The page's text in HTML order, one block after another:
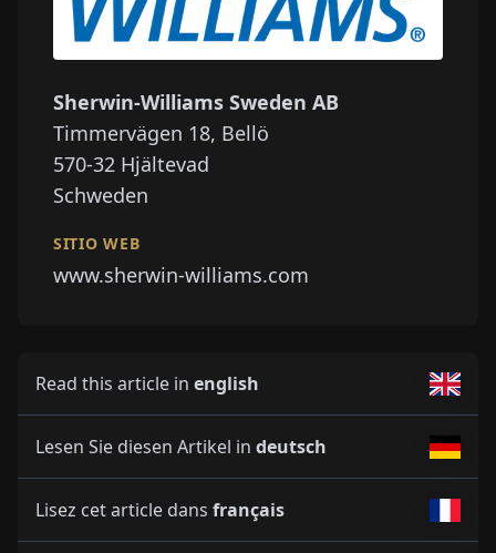
Sherwin-Williams Sweden AB
Timmervägen 18, Bellö
570-32 Hjältevad
Schweden
SITIO WEB
www.sherwin-williams.com
Read this article in english
Lesen Sie diesen Artikel in deutsch
Lisez cet article dans français